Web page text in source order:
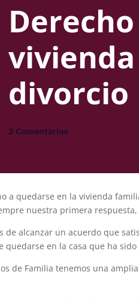
divorcio
2 Comentarios
a quedarse en la vivienda
nuestra primera
de alcanzar un acuerdo que
quedarse en la casa que ha
de Familia tenemos una